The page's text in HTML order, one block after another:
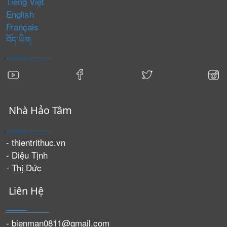
English
Français
བོད་ཡིག
Nhà Hảo Tâm
- thientrithuc.vn
- Diệu Tịnh
- Thị Đức
Liên Hệ
- bienman0811@gmail.com